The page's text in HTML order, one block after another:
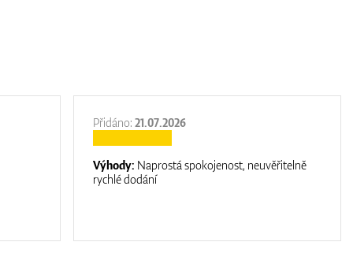
Přidáno:21.07.2026
Výhody: Naprostá spokojenost, neuvěřitelně
rychlé dodání